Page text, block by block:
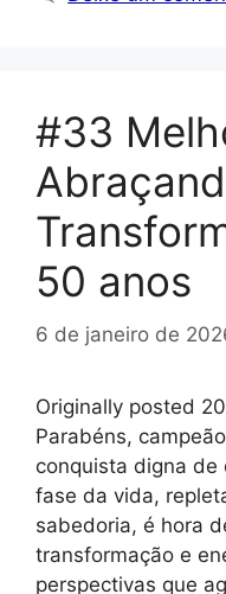
#33
50 anos
6 de janeiro de
Originally posted
Parabéns,
conquista digna de
fase da vida,
sabedoria, é hora
transformação e
perspectivas que